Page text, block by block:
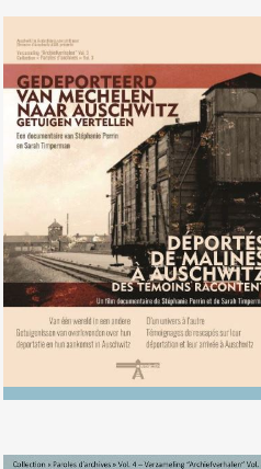
Déportés de Malines à Auschwitz